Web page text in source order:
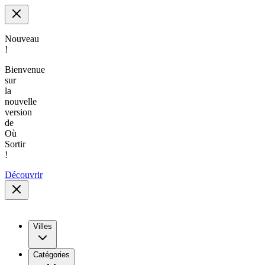
Nouveau
!
Bienvenue
sur
la
nouvelle
version
de
Où
Sortir
!
Découvrir
Villes
Catégories